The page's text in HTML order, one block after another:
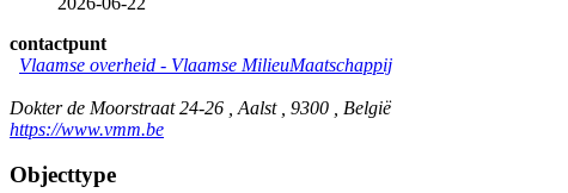
contactpunt
Vlaamse overheid - Vlaamse MilieuMaatschappij
Dokter de Moorstraat 24-26 , Aalst , 9300 , België
https://www.vmm.be
Objecttype